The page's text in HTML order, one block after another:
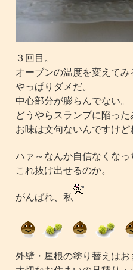
３回目。
オーブンの温度を変えてみ
やっぱりダメだ。
中心部分が膨らんでない。
どうやらスランプに陥った
お味は文句ないんですけど
ハァ～なんか自信なくなっ
これ抜け出せるのか。
がんばれ、私
外壁・屋根の塗り替えはお